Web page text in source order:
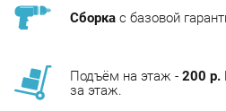
Подъём на этаж - 200 р.
АНАЛОГИ